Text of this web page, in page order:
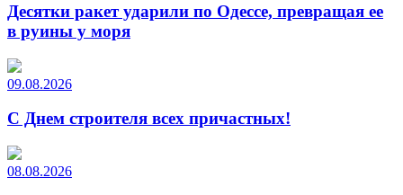
Десятки ракет ударили по Одессе, превращая ее
в руины у моря
09.08.2026
С Днем строителя всех причастных!
08.08.2026